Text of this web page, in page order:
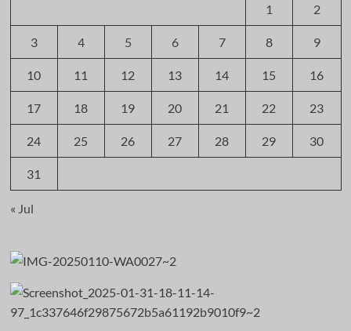
1 2
3 4 5 6 7 8 9
10 11 12 13 14 15 16
17 18 19 20 21 22 23
24 25 26 27 28 29 30
31
« Jul